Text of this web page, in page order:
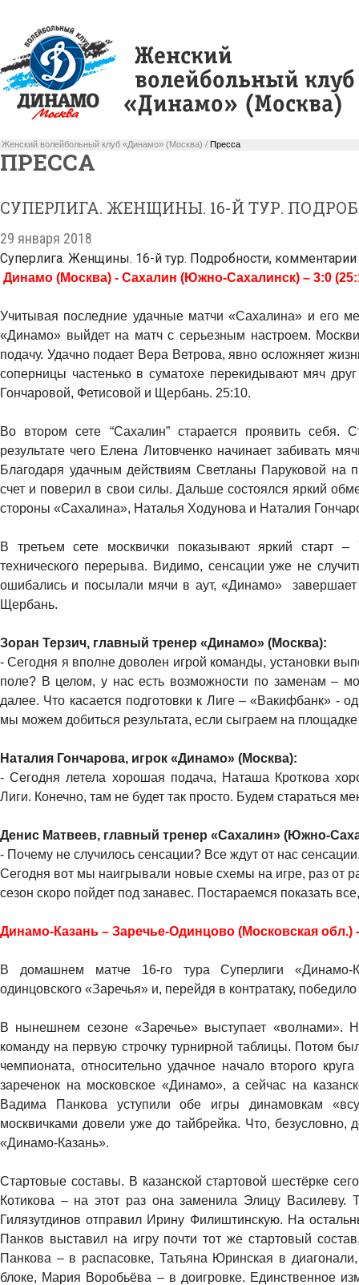
Женский волейбольный клуб «Динамо» (Москва) / Пресса
ПРЕССА
СУПЕРЛИГА. ЖЕНЩИНЫ. 16-Й ТУР.
29 января 2018
Суперлига. Женщины. 16-й тур. Подробности, комментарии
Динамо (Москва) - Сахалин (Южно-Сахалинск) – 3:0
Учитывая последние удачные матчи «Сахалина» и его
«Динамо» выйдет на матч с серьезным настроем.
подачу. Удачно подает Вера Ветрова, явно осложняет
соперницы частенько в суматохе перекидывают мяч
Гончаровой, Фетисовой и Щербань. 25:10.
Во втором сете “Сахалин” старается проявить себя.
результате чего Елена Литовченко начинает забивать
Благодаря удачным действиям Светланы Паруковой на
счет и поверил в свои силы. Дальше состоялся яркий
стороны «Сахалина», Наталья Ходунова и Наталия
В третьем сете москвички показывают яркий старт
технического перерыва. Видимо, сенсации уже не
ошибались и посылали мячи в аут, «Динамо»
Щербань.
Зоран Терзич, главный тренер «Динамо» (Москва):
- Сегодня я вполне доволен игрой команды, установки
поле? В целом, у нас есть возможности по заменам –
далее. Что касается подготовки к Лиге – «Вакифбанк» -
мы можем добиться результата, если сыграем на площадке
Наталия Гончарова, игрок «Динамо» (Москва):
- Сегодня летела хорошая подача, Наташа Кроткова
Лиги. Конечно, там не будет так просто. Будем стараться
Денис Матвеев, главный тренер «Сахалин» (Южно-
- Почему не случилось сенсации? Все ждут от нас
Сегодня вот мы наигрывали новые схемы на игре, раз от
сезон скоро пойдет под занавес. Постараемся показать
Динамо-Казань – Заречье-Одинцово (Московская обл.) -
В домашнем матче 16-го тура Суперлиги «Динамо-
одинцовского «Заречья» и, перейдя в контратаку,
В нынешнем сезоне «Заречье» выступает «волнами».
команду на первую строчку турнирной таблицы. Потом
чемпионата, относительно удачное начало второго
зареченок на московское «Динамо», а сейчас на
Вадима Панкова уступили обе игры динамовкам
москвичками довели уже до тайбрейка. Что, безусловно,
«Динамо-Казань».
Стартовые составы. В казанской стартовой шестёрке
Котикова – на этот раз она заменила Элицу
Гилязутдинов отправил Ирину Филиштинскую. На
Панков выставил на игру почти тот же стартовый
Панкова – в распасовке, Татьяна Юринская в
блоке, Мария Воробьёва – в доигровке. Единственное